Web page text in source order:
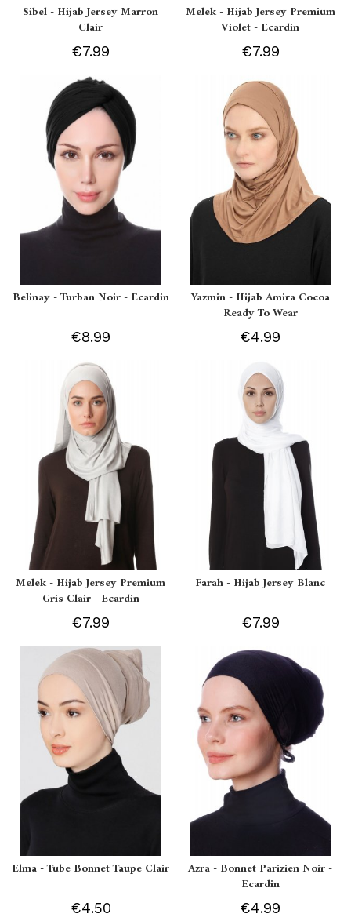
Sibel - Hijab Jersey Marron
Clair
€7.99
Melek - Hijab Jersey Premium
Violet - Ecardin
€7.99
Belinay - Turban Noir - Ecardin
€8.99
Yazmin - Hijab Amira Cocoa
Ready To Wear
€4.99
Melek - Hijab Jersey Premium
Gris Clair - Ecardin
€7.99
Farah - Hijab Jersey Blanc
€7.99
Elma - Tube Bonnet Taupe Clair
€4.50
Azra - Bonnet Parizien Noir -
Ecardin
€4.99